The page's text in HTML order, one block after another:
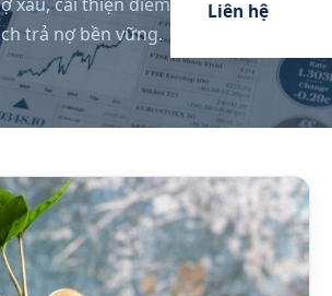
Liên hệ
trả nợ bền vững.